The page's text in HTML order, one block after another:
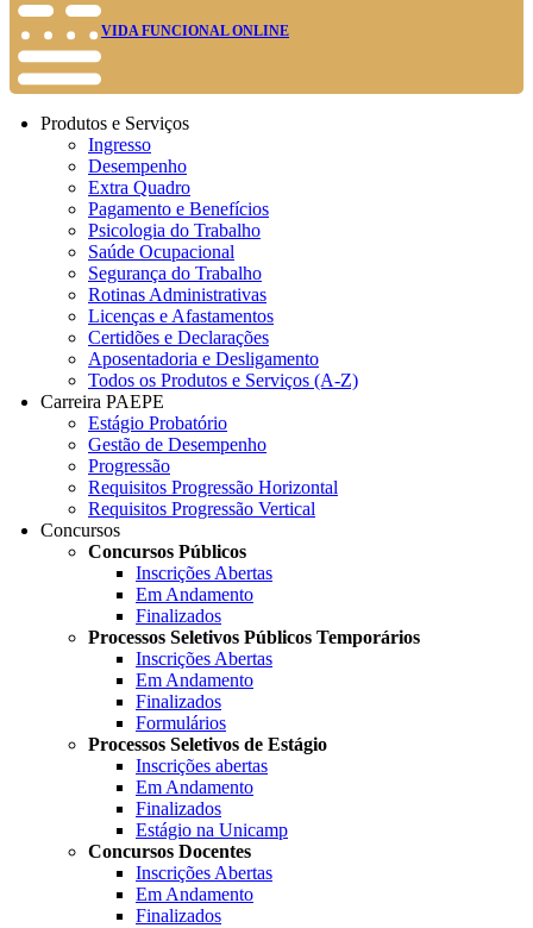
VIDA FUNCIONAL ONLINE
Produtos e Serviços
Ingresso
Desempenho
Extra Quadro
Pagamento e Benefícios
Psicologia do Trabalho
Saúde Ocupacional
Segurança do Trabalho
Rotinas Administrativas
Licenças e Afastamentos
Certidões e Declarações
Aposentadoria e Desligamento
Todos os Produtos e Serviços (A-Z)
Carreira PAEPE
Estágio Probatório
Gestão de Desempenho
Progressão
Requisitos Progressão Horizontal
Requisitos Progressão Vertical
Concursos
Concursos Públicos
Inscrições Abertas
Em Andamento
Finalizados
Processos Seletivos Públicos Temporários
Inscrições Abertas
Em Andamento
Finalizados
Formulários
Processos Seletivos de Estágio
Inscrições abertas
Em Andamento
Finalizados
Estágio na Unicamp
Concursos Docentes
Inscrições Abertas
Em Andamento
Finalizados